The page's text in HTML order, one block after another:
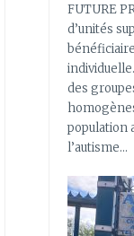
FUTURE
d’unités
des
population
l’autisme…